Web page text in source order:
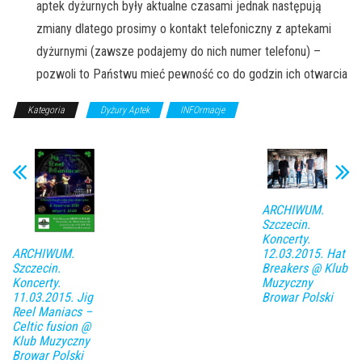
aptek dyżurnych były aktualne czasami jednak następują
zmiany dlatego prosimy o kontakt telefoniczny z aptekami
dyżurnymi (zawsze podajemy do nich numer telefonu) –
pozwoli to Państwu mieć pewność co do godzin ich otwarcia
Kategoria Dyżury Aptek INFOrmacje
ARCHIWUM.
Szczecin.
Koncerty.
11.03.2015. Jig
Reel Maniacs –
Celtic fusion @
Klub Muzyczny
Browar Polski
ARCHIWUM.
Szczecin.
Koncerty.
12.03.2015. Hat
Breakers @ Klub
Muzyczny
Browar Polski